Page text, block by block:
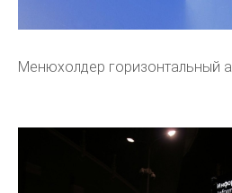
Менюхолдер горизонтальный а